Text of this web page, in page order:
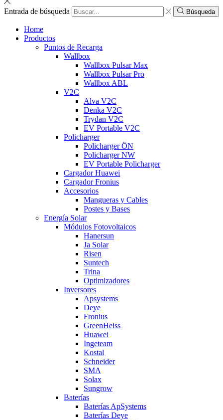
Entrada de búsqueda Búsqueda
Home
Productos
Puntos de Recarga
Wallbox
Wallbox Pulsar Max
Wallbox Pulsar Pro
Wallbox ABL
V2C
Alva V2C
Denka V2C
Trydan V2C
EV Portable V2C
Policharger
Policharger ÖN
Policharger NW
EV Portable Policharger
Cargador Huawei
Cargador Fronius
Accesorios
Mangueras y Cables
Postes y Bases
Energía Solar
Módulos Fotovoltaicos
Hanersun
Ja Solar
Risen
Suntech
Trina
Optimizadores
Inversores
Apsystems
Deye
Fronius
GreenHeiss
Huawei
Ingeteam
Kostal
Schneider
SMA
Solax
Sungrow
Baterías
Baterías ApSystems
Baterías Deye